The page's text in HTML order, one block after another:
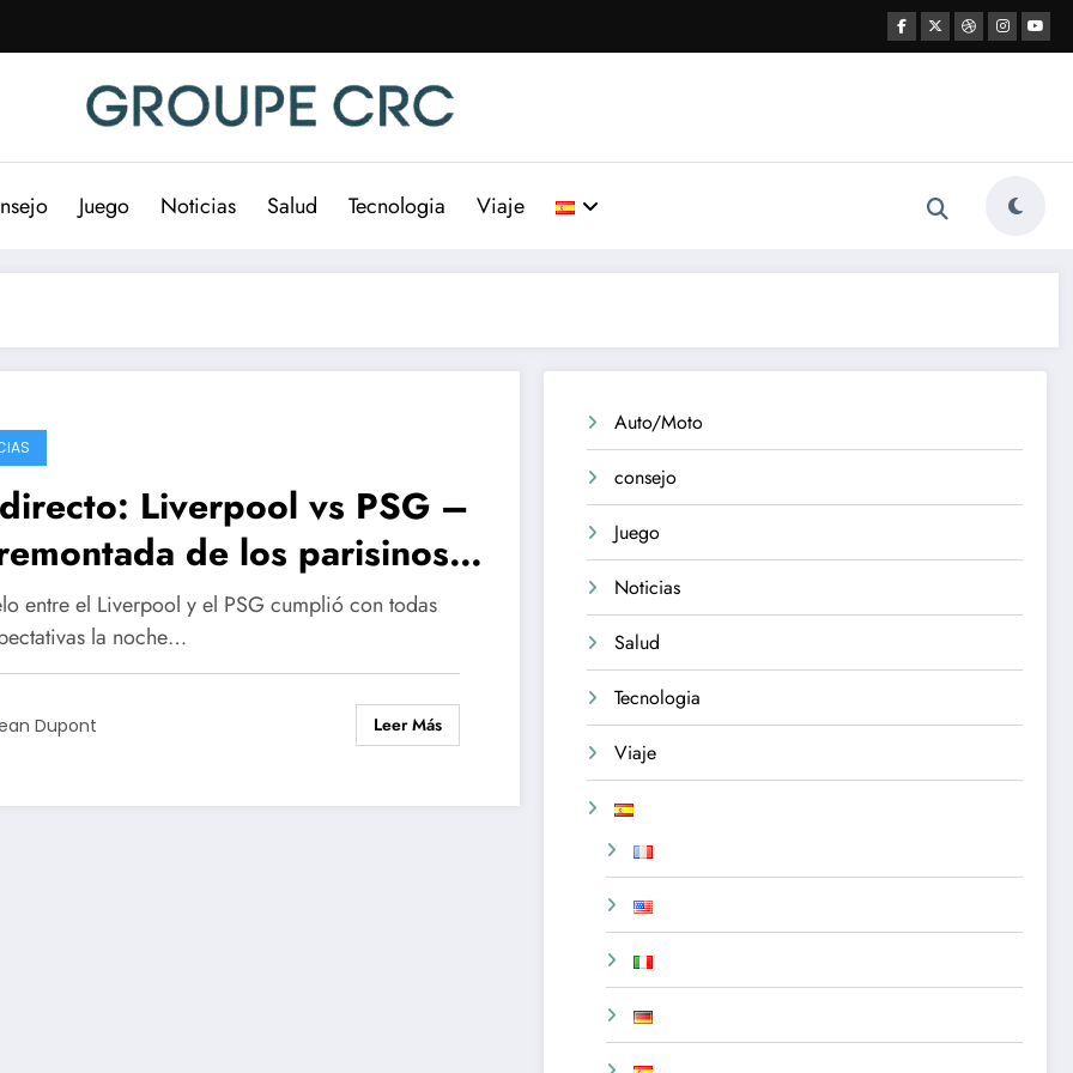
Juego Noticias Salud Tecnologia Viaje
Liverpool vs PSG –
de los parisinos
al gol decisivo de
Dembélé
entre el Liverpool y el PSG cumplió con todas
la noche…
Dupont Leer Más
Auto/Moto
consejo
Juego
Noticias
Salud
Tecnologia
Viaje